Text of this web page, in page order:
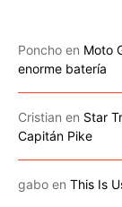
Poncho en Moto
enorme batería
Cristian en Star
Capitán Pike
gabo en This Is